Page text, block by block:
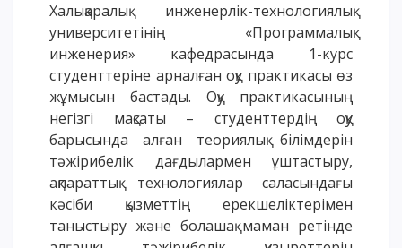
Колледж
Бакалавриат
Магистратура
Докторантура
Екінші жоғары білім
Қашықтықтан оқыту технологиялары
ОҚУ АҚЫСЫН ТӨЛЕУ
Халықаралық инженерлік-технологиялық
университетінің «Программалық
инженерия» кафедрасында 1-курс
студенттеріне арналған оқу практикасы өз
жұмысын бастады. Оқу практикасының
негізгі мақсаты – студенттердің оқу
барысында алған теориялық білімдерін
тәжірибелік дағдылармен ұштастыру,
ақпараттық технологиялар саласындағы
кәсіби қызметтің ерекшеліктерімен
таныстыру және болашақ маман ретінде